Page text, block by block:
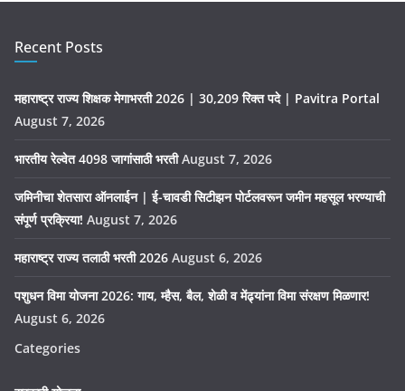
Recent Posts
महाराष्ट्र राज्य शिक्षक मेगाभरती 2026 | 30,209 रिक्त पदे | Pavitra Portal
August 7, 2026
भारतीय रेल्वेत 4098 जागांसाठी भरती August 7, 2026
जमिनीचा शेतसारा ऑनलाईन | ई-चावडी सिटीझन पोर्टलवरून जमीन महसूल भरण्याची
संपूर्ण प्रक्रिया! August 7, 2026
महाराष्ट्र राज्य तलाठी भरती 2026 August 6, 2026
पशुधन विमा योजना 2026: गाय, म्हैस, बैल, शेळी व मेंढ्यांना विमा संरक्षण मिळणार!
August 6, 2026
Categories